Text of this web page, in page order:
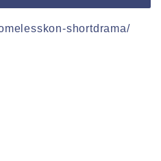
shortdrama/